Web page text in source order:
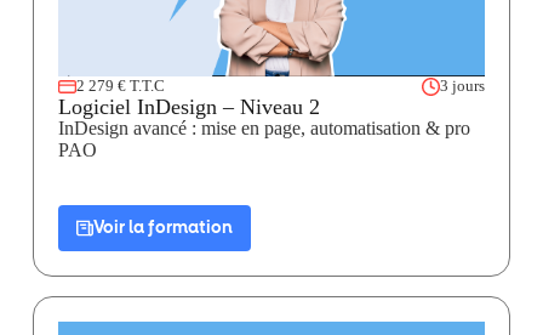
2 279 € T.T.C 3 jours
Logiciel InDesign – Niveau 2
InDesign avancé : mise en page, automatisation & pro
PAO
Voir la formation